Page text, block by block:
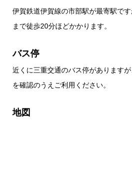
伊賀鉄道伊賀線の市部駅が最寄駅で
まで徒歩20分ほどかかります。
バス停
近くに三重交通のバス停があります
を確認のうえご利用ください。
地図